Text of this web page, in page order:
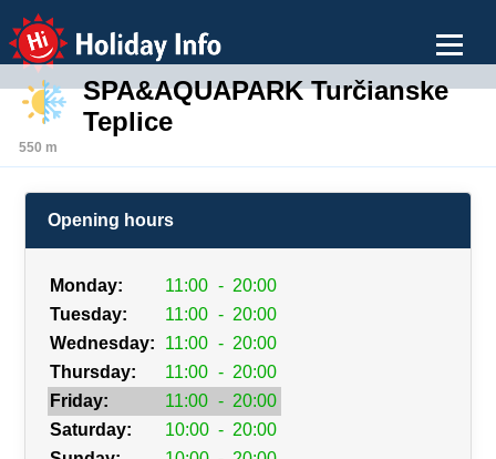
Holiday Info
SPA&AQUAPARK Turčianske
Teplice
550 m
Opening hours
Monday: 11:00 - 20:00
Tuesday:
11:00 - 20:00
Wednesday:
11:00 - 20:00
Thursday:
11:00 - 20:00
Friday:
11:00 - 20:00
Saturday:
10:00 - 20:00